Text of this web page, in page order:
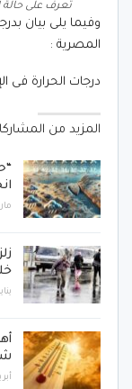
تعرف على حالة
وفيما يلى بيان
المصرية :
درجات الحرارة فى
المزيد من
مارس
يناير 23,
أبريل